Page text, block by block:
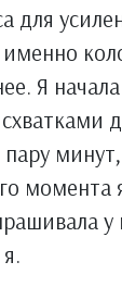
для
Я
момента
у